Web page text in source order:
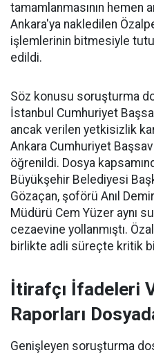
tamamlanmasının hemen
Ankara'ya nakledilen
işlemlerinin bitmesiyle
edildi.
Söz konusu soruşturma
İstanbul Cumhuriyet
ancak verilen yetkisizlik
Ankara Cumhuriyet
öğrenildi. Dosya
Büyükşehir Belediyesi
Gözaçan, şoförü Anıl
Müdürü Cem Yüzer aynı
cezaevine yollanmıştı.
birlikte adli süreçte kritik
İtirafçı İfadeleri
Raporları
Genişleyen soruşturma